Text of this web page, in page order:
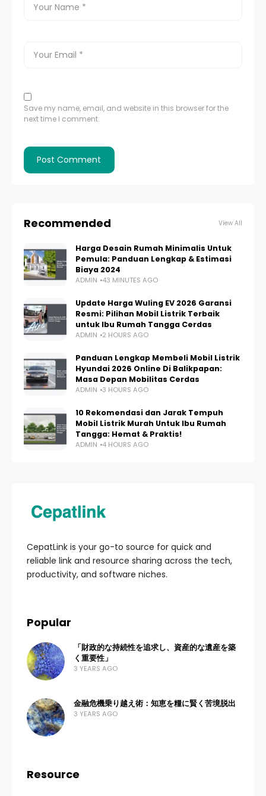
Save my name, email, and website in this browser for the
next time I comment.
Recommended View All
Harga Desain Rumah Minimalis Untuk
Pemula: Panduan Lengkap & Estimasi
Biaya 2024
ADMIN 43 MINUTES AGO
Update Harga Wuling EV 2026 Garansi
Resmi: Pilihan Mobil Listrik Terbaik
untuk Ibu Rumah Tangga Cerdas
ADMIN 2 HOURS AGO
Panduan Lengkap Membeli Mobil Listrik
Hyundai 2026 Online Di Balikpapan:
Masa Depan Mobilitas Cerdas
ADMIN 3 HOURS AGO
10 Rekomendasi dan Jarak Tempuh
Mobil Listrik Murah Untuk Ibu Rumah
Tangga: Hemat & Praktis!
ADMIN 4 HOURS AGO
CepatLink is your go-to source for quick and
reliable link and resource sharing across the tech,
productivity, and software niches.
Popular
「財政的な持続性を追求し、資産的な遺産を築
く重要性」
3 YEARS AGO
金融危機乗り越え術：知恵を糧に賢く苦境脱出
3 YEARS AGO
Resource